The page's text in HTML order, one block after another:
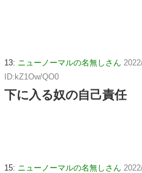
13: ニューノーマルの名無しさん
ID:kZ1Ow/QO0
下に入る奴の自己責任
15: ニューノーマルの名無しさん